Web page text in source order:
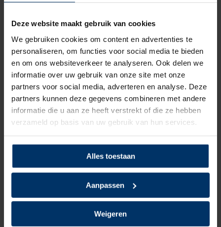
Deze website maakt gebruik van cookies
We gebruiken cookies om content en advertenties te
personaliseren, om functies voor social media te bieden
en om ons websiteverkeer te analyseren. Ook delen we
informatie over uw gebruik van onze site met onze
partners voor social media, adverteren en analyse. Deze
partners kunnen deze gegevens combineren met andere
informatie die u aan ze heeft verstrekt of die ze hebben
verzameld op basis van uw gebruik van hun services.
Alles toestaan
Aanpassen
Weigeren
Sluiting Veter
Bovenmateriaal Microvezel
Voering Mesh, Textiel
Zoolbeveiliging Kunststof
Antislip Ja
Overige specificaties ESD, Kruipneus, Veganistisch
Zwart, Rood